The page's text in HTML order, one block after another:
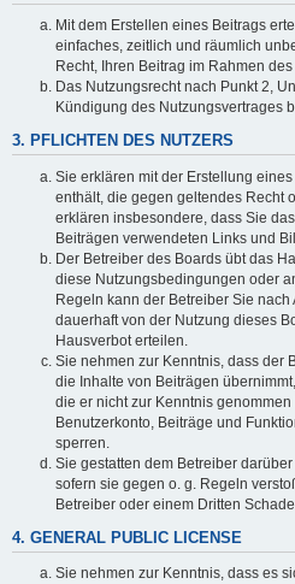
Mit dem Erstellen eines Beitrags
einfaches, zeitlich und räumlich
Recht, Ihren Beitrag im Rahmen
Das Nutzungsrecht nach Punkt 2,
Kündigung des Nutzungsvertrages
3. PFLICHTEN DES NUTZERS
Sie erklären mit der Erstellung
enthält, die gegen geltendes Recht
erklären insbesondere, dass Sie
Beiträgen verwendeten Links und
Der Betreiber des Boards übt das
diese Nutzungsbedingungen oder
Regeln kann der Betreiber Sie
dauerhaft von der Nutzung dieses
Hausverbot erteilen.
Sie nehmen zur Kenntnis, dass der
die Inhalte von Beiträgen
die er nicht zur Kenntnis
Benutzerkonto, Beiträge und
sperren.
Sie gestatten dem Betreiber
sofern sie gegen o. g. Regeln
Betreiber oder einem Dritten
4. GENERAL PUBLIC LICENSE
Sie nehmen zur Kenntnis, dass es